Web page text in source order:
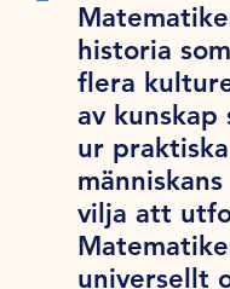
historia
flera
av kunskap
ur
vilja att
universellt